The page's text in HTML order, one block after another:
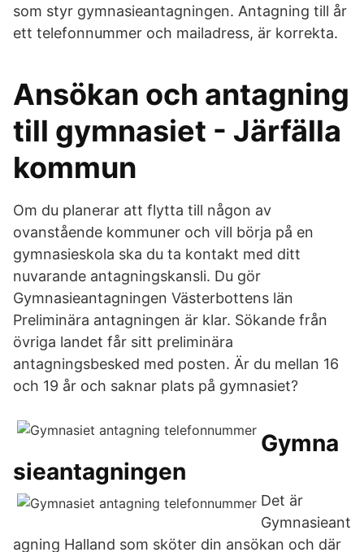
som styr gymnasieantagningen. Antagning till år
ett telefonnummer och mailadress, är korrekta.
Ansökan och antagning
till gymnasiet - Järfälla
kommun
Om du planerar att flytta till någon av
ovanstående kommuner och vill börja på en
gymnasieskola ska du ta kontakt med ditt
nuvarande antagningskansli. Du gör
Gymnasieantagningen Västerbottens län
Preliminära antagningen är klar. Sökande från
övriga landet får sitt preliminära
antagningsbesked med posten. Är du mellan 16
och 19 år och saknar plats på gymnasiet?
Gymna
sieantagningen
Det är
Gymnasieant
agning Halland som sköter din ansökan och där